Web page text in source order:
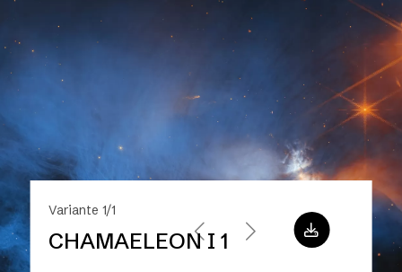
Variante 1/1
CHAMAELEON I 1